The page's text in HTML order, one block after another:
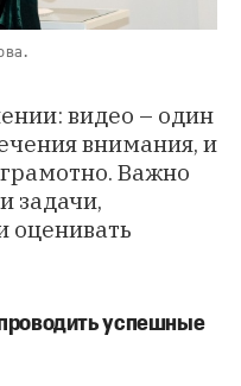
видео – один
внимания, и
Важно
задачи,
оценивать
успешные